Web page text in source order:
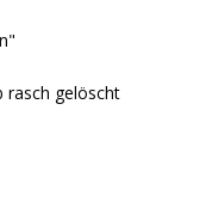
rasch gelöscht